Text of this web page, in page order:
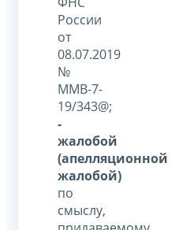
России
от
08.07.2019
№
ММВ-7-
19/343@;
-
жалобой
(апелляционной
жалобой)
по
смыслу,